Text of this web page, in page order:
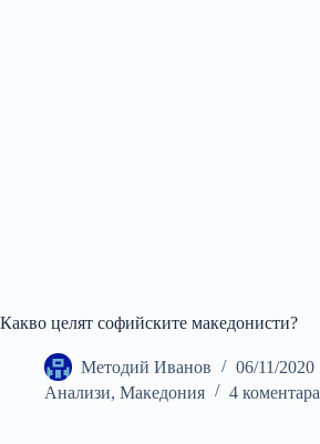
Какво целят софийските македонисти?
Методий Иванов
06/11/2020
Анализи, Македония 4 коментара